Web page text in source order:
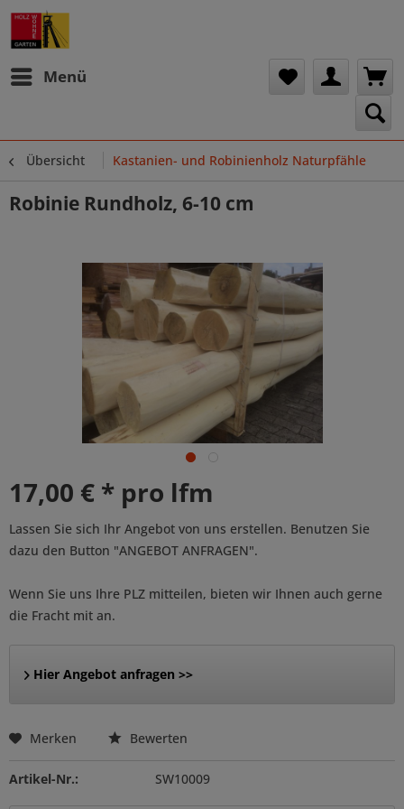
Menü
Übersicht Kastanien- und Robinienholz Naturpfähle
Robinie Rundholz, 6-10 cm
17,00 € * pro lfm
Lassen Sie sich Ihr Angebot von uns erstellen. Benutzen Sie
dazu den Button "ANGEBOT ANFRAGEN".
Wenn Sie uns Ihre PLZ mitteilen, bieten wir Ihnen auch gerne
die Fracht mit an.
Hier Angebot anfragen >>
Merken Bewerten
Artikel-Nr.: SW10009